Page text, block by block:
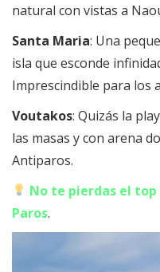
natural con vistas a
Santa Maria: Una
isla que esconde
Imprescindible para los
Voutakos: Quizás la
las masas y con arena
Antiparos.
No te pierdas el top
Paros.